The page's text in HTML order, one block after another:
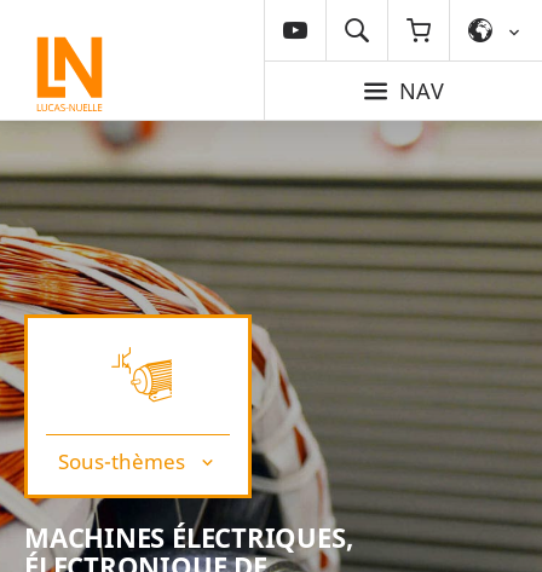
NAV
Sous-thèmes
MACHINES ÉLECTRIQUES,